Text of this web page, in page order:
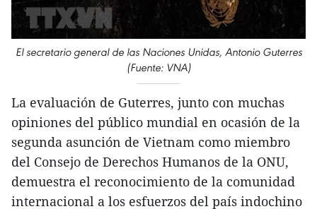
El secretario general de las Naciones Unidas, Antonio Guterres
(Fuente: VNA)
La evaluación de Guterres, junto con muchas
opiniones del público mundial en ocasión de la
segunda asunción de Vietnam como miembro
del Consejo de Derechos Humanos de la ONU,
demuestra el reconocimiento de la comunidad
internacional a los esfuerzos del país indochino